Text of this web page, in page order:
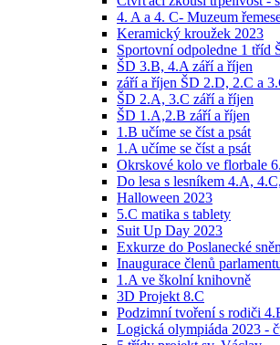
4. A a 4. C- Muzeum
Keramický kroužek 2023
Sportovní odpoledne 1 tříd
ŠD 3.B, 4.A září a říjen
září a říjen ŠD 2.D, 2.C a
ŠD 2.A, 3.C září a říjen
ŠD 1.A,2.B září a říjen
1.B učíme se číst a psát
1.A učíme se číst a psát
Okrskové kolo ve florbale
Do lesa s lesníkem 4.A,
Halloween 2023
5.C matika s tablety
Suit Up Day 2023
Exkurze do Poslanecké
Inaugurace členů
1.A ve školní knihovně
3D Projekt 8.C
Podzimní tvoření s rodiči
Logická olympiáda 2023 -